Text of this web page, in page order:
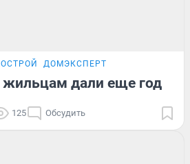
ДОМЭКСПЕРТ
жильцам дали еще год
125 Обсудить